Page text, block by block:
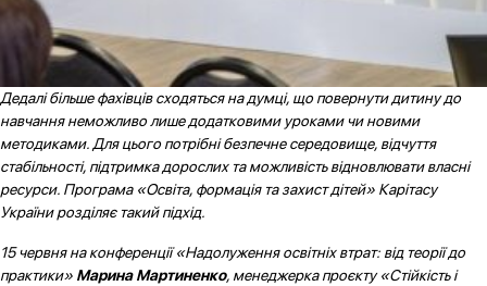
Дедалі більше фахівців сходяться на думці, що повернути дитину до
навчання неможливо лише додатковими уроками чи новими
методиками. Для цього потрібні безпечне середовище, відчуття
стабільності, підтримка дорослих та можливість відновлювати власні
ресурси. Програма «Освіта, формація та захист дітей» Карітасу
України розділяє такий підхід.
15 червня на конференції «Надолуження освітніх втрат: від теорії до
практики» Марина Мартиненко, менеджерка проєкту «Стійкість і